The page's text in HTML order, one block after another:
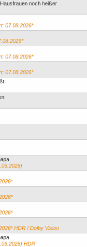
noch heißer
07.08.2026*
07.08.2026*
07.08.2026*
HDR / Dolby Vision
HDR